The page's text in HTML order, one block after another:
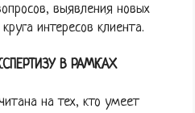
выявления новых
интересов клиента.
В РАМКАХ
на тех, кто умеет